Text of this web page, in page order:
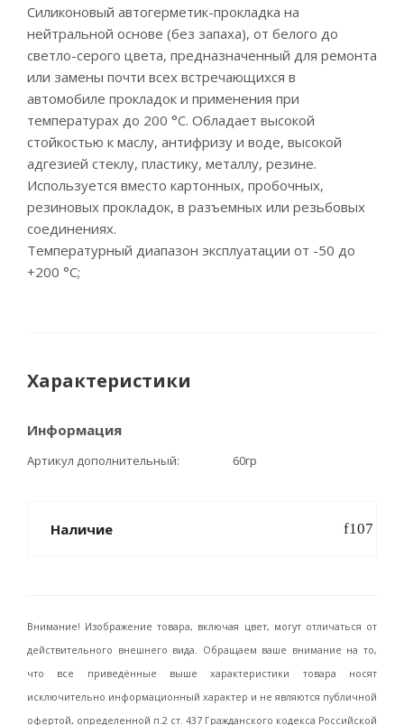
Силиконовый автогерметик-прокладка на
нейтральной основе (без запаха), от белого до
светло-серого цвета, предназначенный для ремонта
или замены почти всех встречающихся в
автомобиле прокладок и применения при
температурах до 200 °С. Обладает высокой
стойкостью к маслу, антифризу и воде, высокой
адгезией стеклу, пластику, металлу, резине.
Используется вместо картонных, пробочных,
резиновых прокладок, в разъемных или резьбовых
соединениях.
Температурный диапазон эксплуатации от -50 до
+200 °С;
Характеристики
Информация
Артикул дополнительный 60гр
Наличие
Внимание! Изображение товара, включая цвет, могут отличаться от
действительного внешнего вида. Обращаем ваше внимание на то,
что все приведённые выше характеристики товара носят
исключительно информационный характер и не являются публичной
офертой, определенной п.2 ст. 437 Гражданского кодекса Российской